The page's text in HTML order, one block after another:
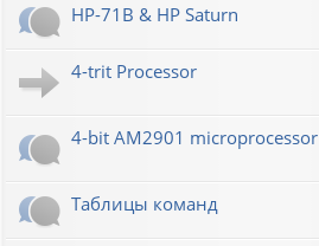
HP-71B & HP Saturn
4-trit Processor
4-bit AM2901 microprocessor
Таблицы команд